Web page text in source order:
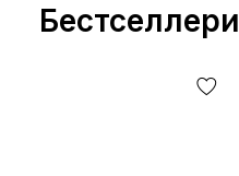
Бестселлери